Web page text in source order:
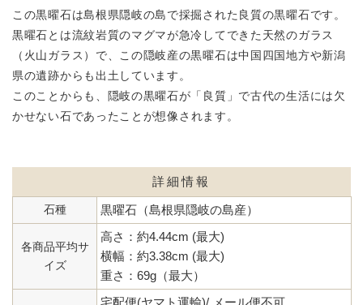
この黒曜石は島根県隠岐の島で採掘された良質の黒曜石です。
黒曜石とは流紋岩質のマグマが急冷してできた天然のガラス
（火山ガラス）で、この隠岐産の黒曜石は中国四国地方や新潟
県の遺跡からも出土しています。
このことからも、隠岐の黒曜石が「良質」で古代の生活には欠
かせない石であったことが想像されます。
詳細情報
石種 黒曜石（島根県隠岐の島産）
各商品平均サ
イズ
高さ：約4.44cm (最大)
横幅：約3.38cm (最大)
重さ：69g（最大）
宅配便(ヤマト運輸)/ メール便不可